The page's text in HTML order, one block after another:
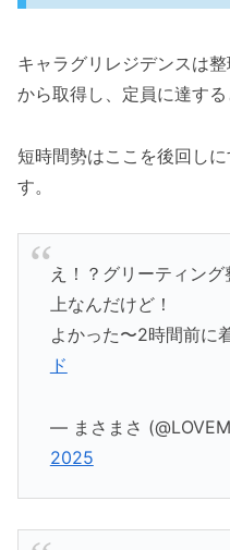
キャラグリレジデンスは
から取得し、定員に達する
短時間勢はここを後回し
す。
え！？グリーティン
上なんだけど！
よかった〜2時間前に
ド
— まさまさ
2025